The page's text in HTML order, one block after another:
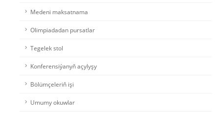
Medeni maksatnama
Olimpiadadan pursatlar
Tegelek stol
Konferensiýanyň açylyşy
Bölümçeleriň işi
Umumy okuwlar